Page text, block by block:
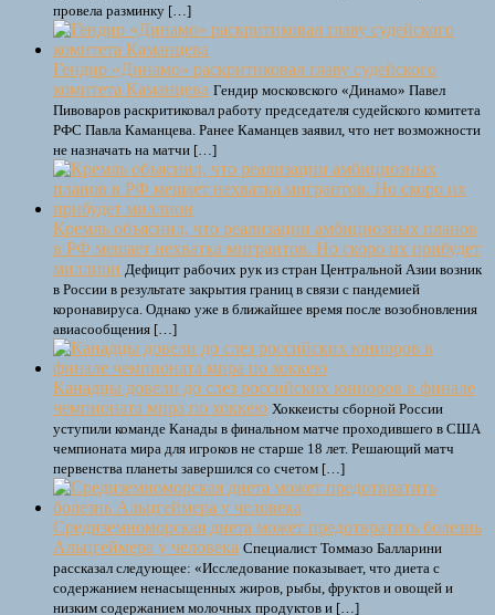
провела разминку […]
Гендир «Динамо» раскритиковал главу судейского
комитета Каманцева Гендир московского «Динамо» Павел
Пивоваров раскритиковал работу председателя судейского комитета
РФС Павла Каманцева. Ранее Каманцев заявил, что нет возможности
не назначать на матчи […]
Кремль объяснил, что реализации амбициозных планов
в РФ мешает нехватка мигрантов. Но скоро их прибудет
миллион Дефицит рабочих рук из стран Центральной Азии возник
в России в результате закрытия границ в связи с пандемией
коронавируса. Однако уже в ближайшее время после возобновления
авиасообщения […]
Канадцы довели до слез российских юниоров в финале
чемпионата мира по хоккею Хоккеисты сборной России
уступили команде Канады в финальном матче проходившего в США
чемпионата мира для игроков не старше 18 лет. Решающий матч
первенства планеты завершился со счетом […]
Средиземноморская диета может предотвратить болезнь
Альцгеймера у человека Специалист Томмазо Балларини
рассказал следующее: «Исследование показывает, что диета с
содержанием ненасыщенных жиров, рыбы, фруктов и овощей и
низким содержанием молочных продуктов и […]